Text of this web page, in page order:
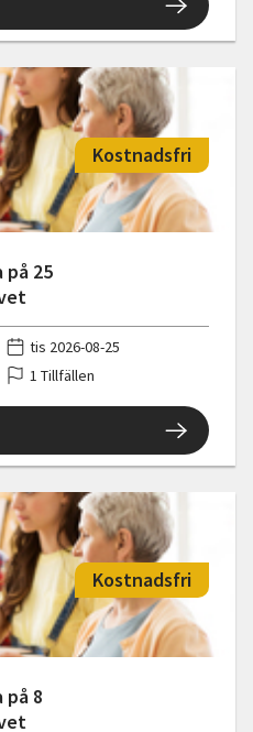
på 25
Kostnadsfri
tis 2026-08-25
1 Tillfällen
på 8
Kostnadsfri